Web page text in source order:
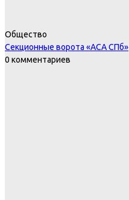
Общество
Секционные ворота «АСА СПб»
0 комментариев